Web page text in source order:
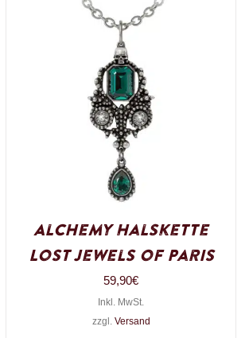
Alchemy Halskette
Lost Jewels of Paris
59,90€
Inkl. MwSt.
zzgl. Versand